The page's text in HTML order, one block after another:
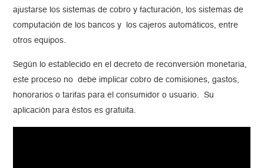
ajustarse los sistemas de cobro y facturación, los sistemas de
computación de los bancos y los cajeros automáticos, entre
otros equipos.
Según lo establecido en el decreto de reconversión monetaria,
este proceso no debe implicar cobro de comisiones, gastos,
honorarios o tarifas para el consumidor o usuario. Su
aplicación para éstos es gratuita.